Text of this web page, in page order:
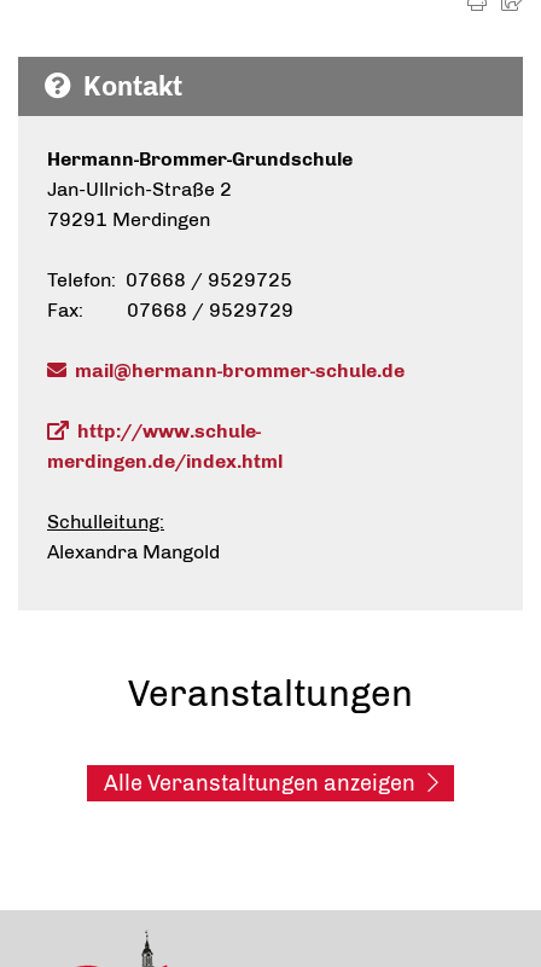
Kontakt
Hermann-Brommer-Grundschule
Jan-Ullrich-Straße 2
79291 Merdingen
Telefon: 07668 / 9529725
Fax: 07668 / 9529729
mail@hermann-brommer-schule.de
http://www.schule-
merdingen.de/index.html
Schulleitung:
Alexandra Mangold
Veranstaltungen
Alle Veranstaltungen anzeigen